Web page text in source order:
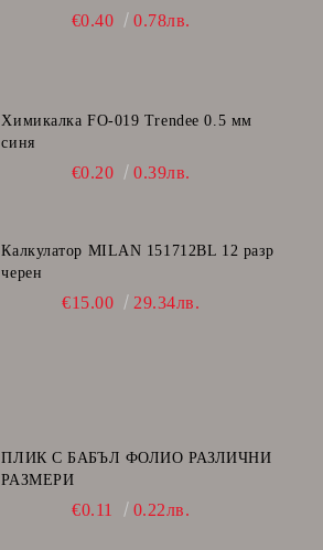
€0.40 0.78лв.
Химикалка FO-019 Trendee 0.5 мм
синя
€0.20 0.39лв.
Калкулатор MILAN 151712BL 12 разр
черен
€15.00 29.34лв.
ПЛИК С БАБЪЛ ФОЛИО РАЗЛИЧНИ
РАЗМЕРИ
€0.11 0.22лв.